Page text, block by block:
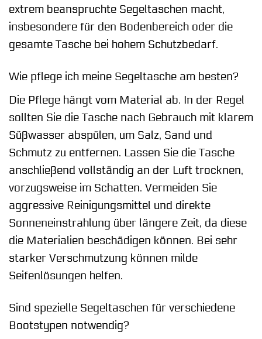
extrem beanspruchte Segeltaschen macht,
insbesondere für den Bodenbereich oder die
gesamte Tasche bei hohem Schutzbedarf.
Wie pflege ich meine Segeltasche am besten?
Die Pflege hängt vom Material ab. In der Regel
sollten Sie die Tasche nach Gebrauch mit klarem
Süßwasser abspülen, um Salz, Sand und
Schmutz zu entfernen. Lassen Sie die Tasche
anschließend vollständig an der Luft trocknen,
vorzugsweise im Schatten. Vermeiden Sie
aggressive Reinigungsmittel und direkte
Sonneneinstrahlung über längere Zeit, da diese
die Materialien beschädigen können. Bei sehr
starker Verschmutzung können milde
Seifenlösungen helfen.
Sind spezielle Segeltaschen für verschiedene
Bootstypen notwendig?